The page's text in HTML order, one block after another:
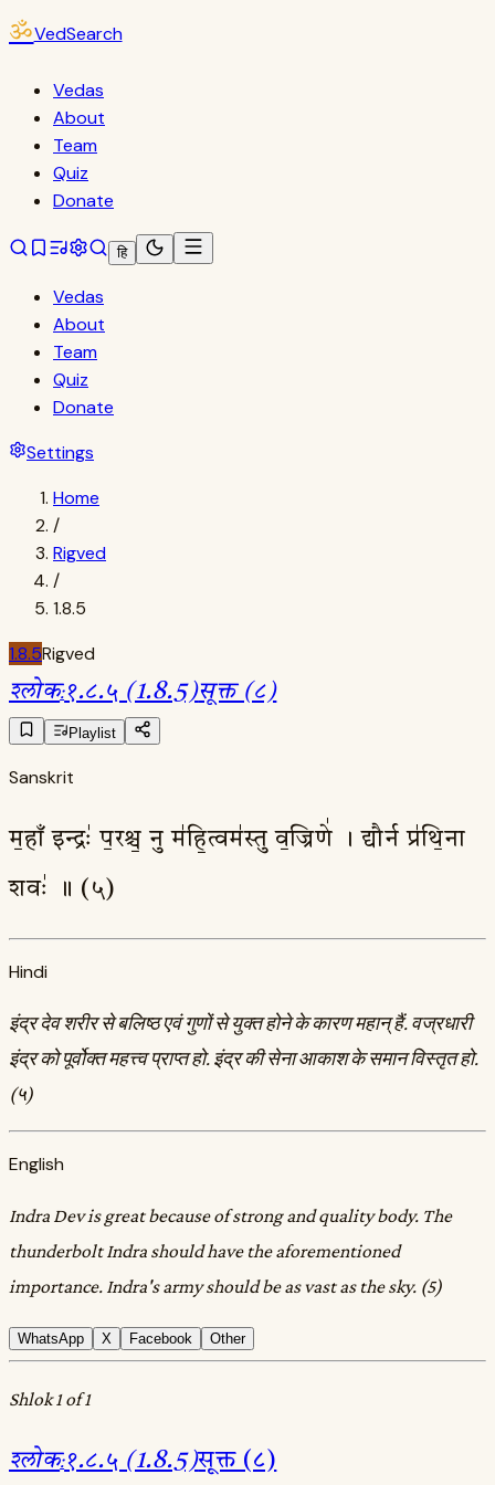
ॐVedSearch
Vedas
About
Team
Quiz
Donate
हि
Vedas
About
Team
Quiz
Donate
Settings
Home
/
Rigved
/
1.8.5
1.8.5Rigved
श्लोक:१.८.५ (1.8.5)सूक्त (८)
Playlist
Sanskrit
म॒हाँ इन्द्रः॑ प॒रश्च॒ नु म॑हि॒त्वम॑स्तु व॒ज्रिणे॑ । द्यौर्न प्र॑थि॒ना
शवः॑ ॥ (५)
Hindi
इंद्र देव शरीर से बलिष्ठ एवं गुणों से युक्त होने के कारण महान्‌ हैं. वज्रधारी
इंद्र को पूर्वोक्त महत्त्व प्राप्त हो. इंद्र की सेना आकाश के समान विस्तृत हो.
(५)
English
Indra Dev is great because of strong and quality body. The
thunderbolt Indra should have the aforementioned
importance. Indra's army should be as vast as the sky. (5)
WhatsApp X Facebook Other
Shlok 1 of 1
श्लोक:१.८.५ (1.8.5)सूक्त (८)